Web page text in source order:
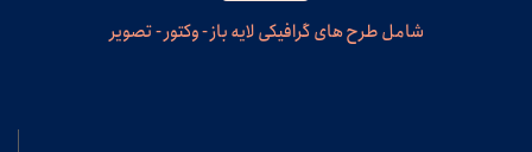
شامل طرح های گرافیکی لایه باز - وکتور - تصویر